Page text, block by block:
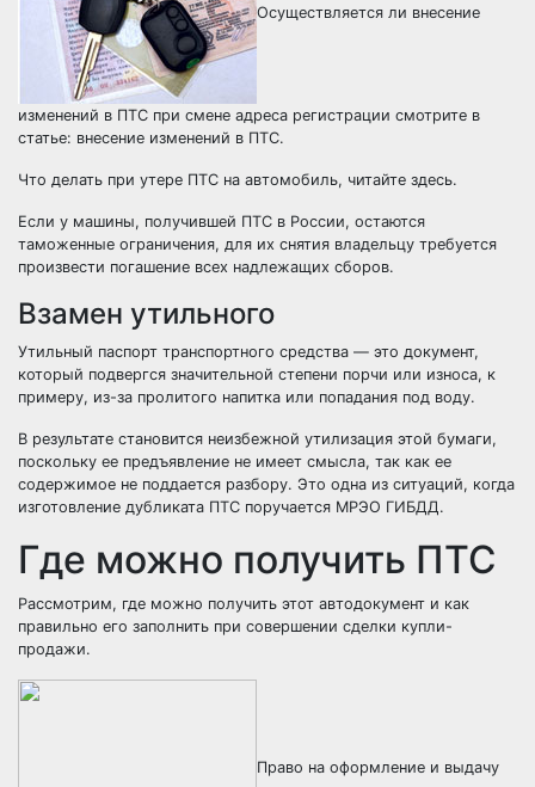
Осуществляется ли внесение
изменений в ПТС при смене адреса регистрации смотрите в
статье: внесение изменений в ПТС.
Что делать при утере ПТС на автомобиль, читайте здесь.
Если у машины, получившей ПТС в России, остаются
таможенные ограничения, для их снятия владельцу требуется
произвести погашение всех надлежащих сборов.
Взамен утильного
Утильный паспорт транспортного средства — это документ,
который подвергся значительной степени порчи или износа, к
примеру, из-за пролитого напитка или попадания под воду.
В результате становится неизбежной утилизация этой бумаги,
поскольку ее предъявление не имеет смысла, так как ее
содержимое не поддается разбору. Это одна из ситуаций, когда
изготовление дубликата ПТС поручается МРЭО ГИБДД.
Где можно получить ПТС
Рассмотрим, где можно получить этот автодокумент и как
правильно его заполнить при совершении сделки купли-
продажи.
Право на оформление и выдачу